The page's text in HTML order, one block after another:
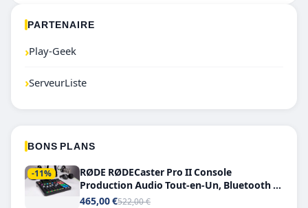
PARTENAIRE
›Play-Geek
›ServeurListe
BONS PLANS
-11%
RØDE RØDECaster Pro II Console
Production Audio Tout-en-Un, Bluetooth et
Double USB-C
465,00 €522,00 €